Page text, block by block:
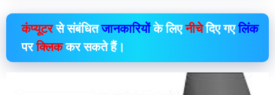
कंप्यूटरसे संबंधितजानकारियोंके लिएनीचेदिए गएलिंक
परक्लिककर सकते हैं।